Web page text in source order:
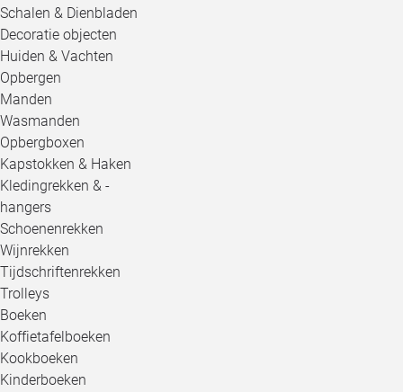
Schalen & Dienbladen
Decoratie objecten
Huiden & Vachten
Opbergen
Manden
Wasmanden
Opbergboxen
Kapstokken & Haken
Kledingrekken & -
hangers
Schoenenrekken
Wijnrekken
Tijdschriftenrekken
Trolleys
Boeken
Koffietafelboeken
Kookboeken
Kinderboeken